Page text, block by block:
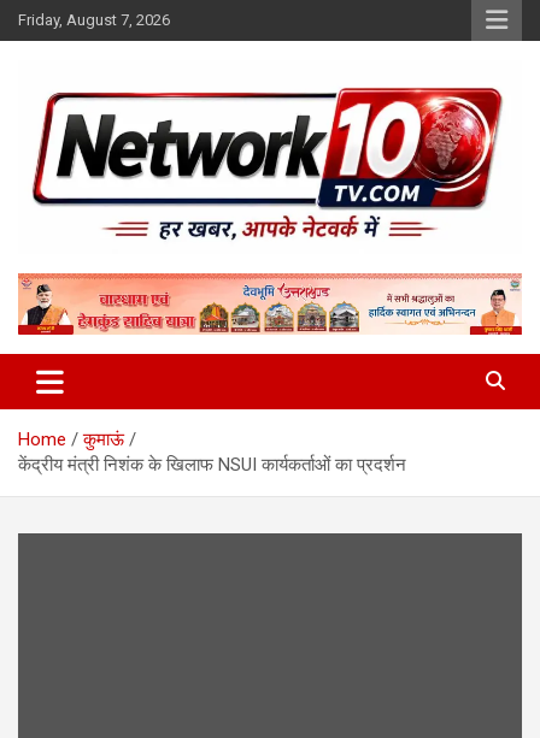
Skip
to
Friday, August 7, 2026
Network10tv
Home
कुमाऊं
केंद्रीय मंत्री निशंक के खिलाफ NSUI कार्यकर्ताओं का प्रदर्शन